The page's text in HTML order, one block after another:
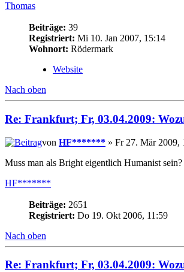
Thomas
Beiträge: 39
Registriert: Mi 10. Jan 2007, 15:14
Wohnort: Rödermark
Website
Nach oben
Re: Frankfurt; Fr, 03.04.2009:
von HF******* » Fr 27. Mär 2009,
Muss man als Bright eigentlich Humanist sein?
HF*******
Beiträge: 2651
Registriert: Do 19. Okt 2006, 11:59
Nach oben
Re: Frankfurt; Fr, 03.04.2009: